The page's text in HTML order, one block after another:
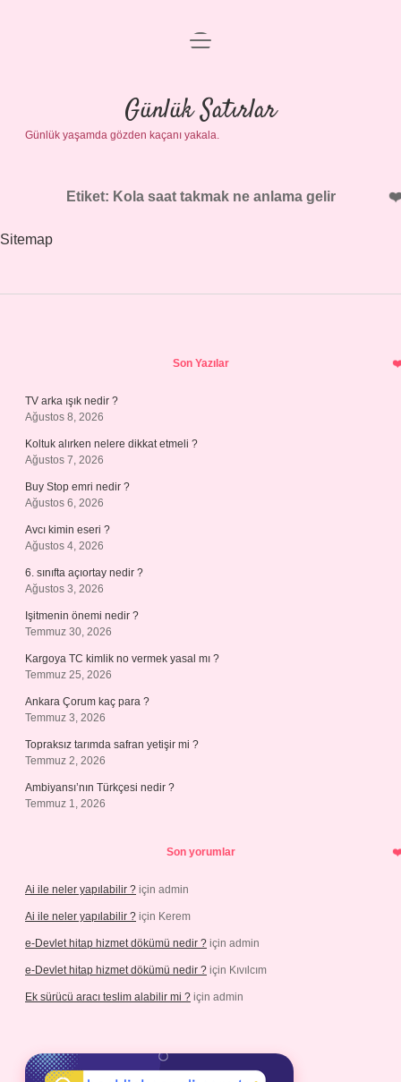
Anasayfa
Gizlilik Politikası
Yasal Uyarı
menüyü
Günlük Satırlar
Günlük yaşamda gözden kaçanı yakala.
Etiket: Kola saat takmak ne anlama gelir
Sitemap
Son Yazılar
TV arka ışık nedir ?
Ağustos 8, 2026
Koltuk alırken nelere dikkat etmeli ?
Ağustos 7, 2026
Buy Stop emri nedir ?
Ağustos 6, 2026
Avcı kimin eseri ?
Ağustos 4, 2026
6. sınıfta açıortay nedir ?
Ağustos 3, 2026
Işitmenin önemi nedir ?
Temmuz 30, 2026
Kargoya TC kimlik no vermek yasal mı ?
Temmuz 25, 2026
Ankara Çorum kaç para ?
Temmuz 3, 2026
Topraksız tarımda safran yetişir mi ?
Temmuz 2, 2026
Ambiyansı’nın Türkçesi nedir ?
Temmuz 1, 2026
Son yorumlar
Ai ile neler yapılabilir ? için admin
Ai ile neler yapılabilir ? için Kerem
e-Devlet hitap hizmet dökümü nedir ? için admin
e-Devlet hitap hizmet dökümü nedir ? için Kıvılcım
Ek sürücü aracı teslim alabilir mi ? için admin